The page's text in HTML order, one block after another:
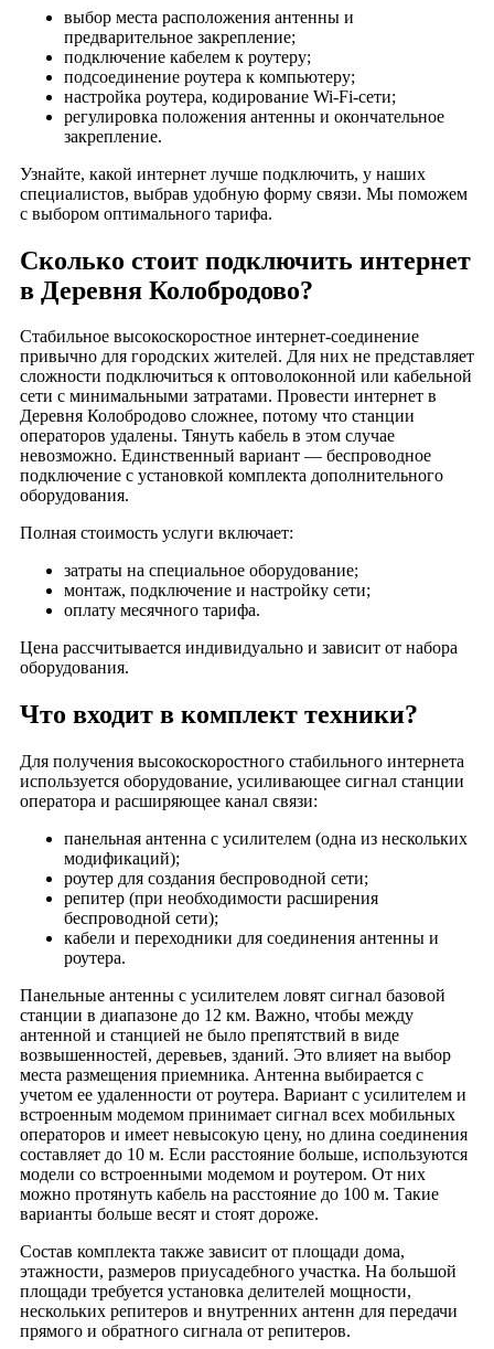
Деревня Масляные Горочки
Деревня Михейцево
Деревня Молодилово
Деревня Молодино
Деревня Мышлино
Деревня Назарово
Деревня Напутново
Деревня Новинки
Деревня Новое Аннино
Деревня Новое Перепечино
Деревня Новое Стенино
Деревня Новые Омутищи
Деревня Новый Спас
Деревня Норкино
Деревня Абросово
Деревня Овчинино
Деревня Островищи
Деревня Павлово
Деревня Панфилово
Деревня Пахомово
Деревня Пекша
Деревня Старое Перепечино
Деревня Пески
Деревня Плотавцево
Деревня Подвязново
Деревня Поломы
Деревня Поляны
Деревня Репихово
Деревня Родионово
Деревня Рождество
Деревня Рощино
Деревня Русаново
Деревня Санино
Деревня Свинцово
Деревня Старое Семенково
Деревня Ситниково
Деревня Становцово
Деревня Старое Аннино
Деревня Старое Сельцо
Деревня Старое Стенино
Деревня Старые Омутищи
Деревня Старые Петушки
выбор места расположения антенны и
предварительное закрепление;
подключение кабелем к роутеру;
подсоединение роутера к компьютеру;
настройка роутера, кодирование Wi-Fi-сети;
регулировка положения антенны и окончательное
закрепление.
Узнайте, какой интернет лучше подключить, у наших
специалистов, выбрав удобную форму связи. Мы поможем
с выбором оптимального тарифа.
Сколько стоит подключить интернет
в Деревня Колобродово?
Стабильное высокоскоростное интернет-соединение
привычно для городских жителей. Для них не представляет
сложности подключиться к оптоволоконной или кабельной
сети с минимальными затратами. Провести интернет в
Деревня Колобродово сложнее, потому что станции
операторов удалены. Тянуть кабель в этом случае
невозможно. Единственный вариант — беспроводное
подключение с установкой комплекта дополнительного
оборудования.
Полная стоимость услуги включает:
затраты на специальное оборудование;
монтаж, подключение и настройку сети;
оплату месячного тарифа.
Цена рассчитывается индивидуально и зависит от набора
оборудования.
Что входит в комплект техники?
Для получения высокоскоростного стабильного интернета
используется оборудование, усиливающее сигнал станции
оператора и расширяющее канал связи:
панельная антенна с усилителем (одна из нескольких
модификаций);
роутер для создания беспроводной сети;
репитер (при необходимости расширения
беспроводной сети);
кабели и переходники для соединения антенны и
роутера.
Панельные антенны с усилителем ловят сигнал базовой
станции в диапазоне до 12 км. Важно, чтобы между
антенной и станцией не было препятствий в виде
возвышенностей, деревьев, зданий. Это влияет на выбор
места размещения приемника. Антенна выбирается с
учетом ее удаленности от роутера. Вариант с усилителем и
встроенным модемом принимает сигнал всех мобильных
операторов и имеет невысокую цену, но длина соединения
составляет до 10 м. Если расстояние больше, используются
модели со встроенными модемом и роутером. От них
можно протянуть кабель на расстояние до 100 м. Такие
варианты больше весят и стоят дороже.
Состав комплекта также зависит от площади дома,
этажности, размеров приусадебного участка. На большой
площади требуется установка делителей мощности,
нескольких репитеров и внутренних антенн для передачи
прямого и обратного сигнала от репитеров.